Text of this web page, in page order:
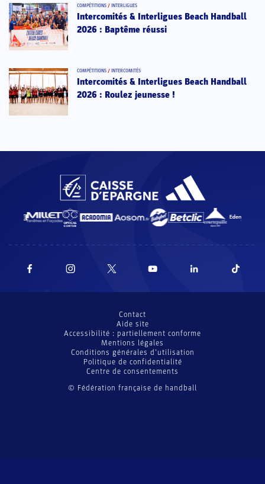
COMPÉTITIONS / INTERLIGUES
Intercomités & Interligues Beach Handball
2026 : Baptême réussi
COMPÉTITIONS / INTERCOMITÉS
Intercomités & Interligues Beach Handball
2026 : Roulez jeunesse !
© Fédération française de handball
Contact
Aide site
Accessibilité : partiellement conforme
Mentions légales
Conditions générales d’utilisation
Politique de confidentialité
Centre de consentements